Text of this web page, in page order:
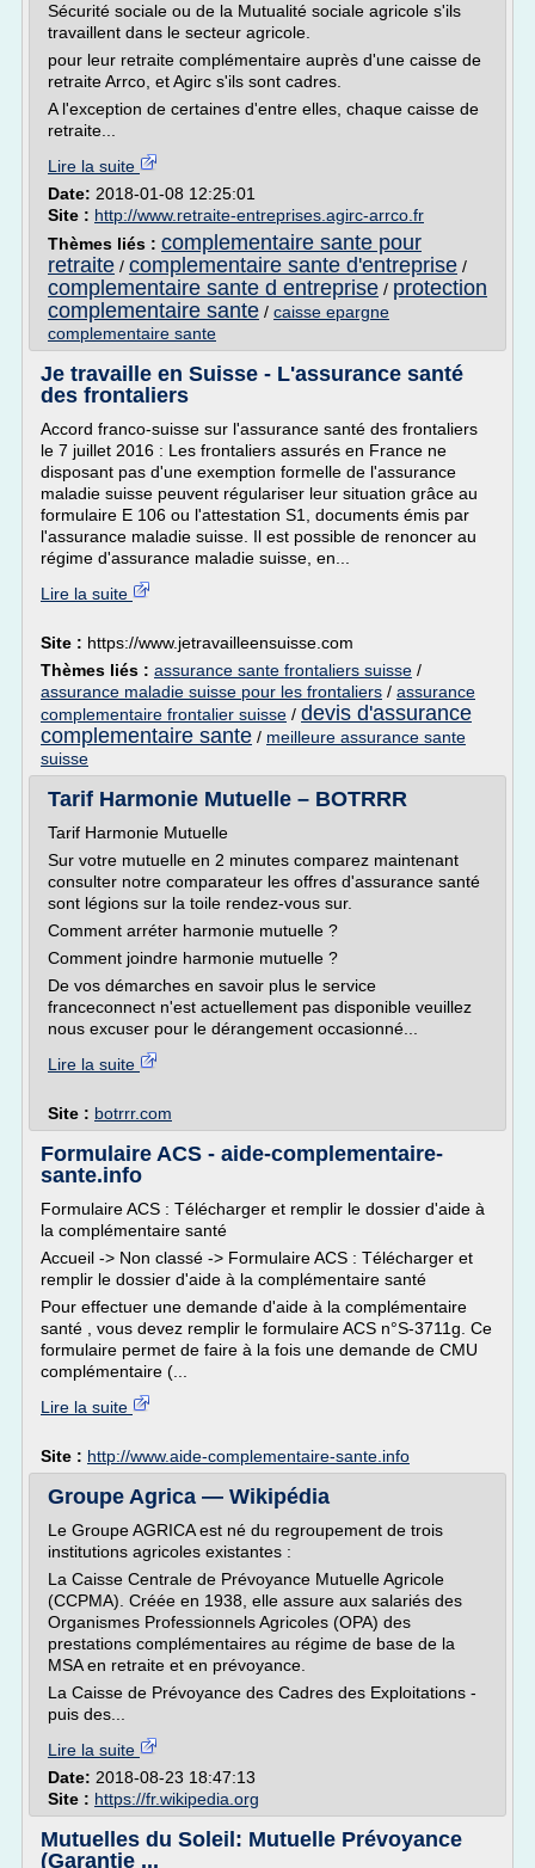
Sécurité sociale ou de la Mutualité sociale agricole s'ils
travaillent dans le secteur agricole.
pour leur retraite complémentaire auprès d'une caisse de
retraite Arrco, et Agirc s'ils sont cadres.
A l'exception de certaines d'entre elles, chaque caisse de
retraite...
Lire la suite
Date: 2018-01-08 12:25:01
Site : http://www.retraite-entreprises.agirc-arrco.fr
Thèmes liés : complementaire sante pour
retraite / complementaire sante d'entreprise /
complementaire sante d entreprise / protection
complementaire sante / caisse epargne
complementaire sante
Je travaille en Suisse - L'assurance santé
des frontaliers
Accord franco-suisse sur l'assurance santé des frontaliers
le 7 juillet 2016 : Les frontaliers assurés en France ne
disposant pas d'une exemption formelle de l'assurance
maladie suisse peuvent régulariser leur situation grâce au
formulaire E 106 ou l'attestation S1, documents émis par
l'assurance maladie suisse. Il est possible de renoncer au
régime d'assurance maladie suisse, en...
Lire la suite
Site : https://www.jetravailleensuisse.com
Thèmes liés : assurance sante frontaliers suisse /
assurance maladie suisse pour les frontaliers / assurance
complementaire frontalier suisse / devis d'assurance
complementaire sante / meilleure assurance sante
suisse
Tarif Harmonie Mutuelle – BOTRRR
Tarif Harmonie Mutuelle
Sur votre mutuelle en 2 minutes comparez maintenant
consulter notre comparateur les offres d'assurance santé
sont légions sur la toile rendez-vous sur.
Comment arréter harmonie mutuelle ?
Comment joindre harmonie mutuelle ?
De vos démarches en savoir plus le service
franceconnect n'est actuellement pas disponible veuillez
nous excuser pour le dérangement occasionné...
Lire la suite
Site : botrrr.com
Formulaire ACS - aide-complementaire-
sante.info
Formulaire ACS : Télécharger et remplir le dossier d'aide à
la complémentaire santé
Accueil -> Non classé -> Formulaire ACS : Télécharger et
remplir le dossier d'aide à la complémentaire santé
Pour effectuer une demande d'aide à la complémentaire
santé , vous devez remplir le formulaire ACS n°S-3711g. Ce
formulaire permet de faire à la fois une demande de CMU
complémentaire (...
Lire la suite
Site : http://www.aide-complementaire-sante.info
Groupe Agrica — Wikipédia
Le Groupe AGRICA est né du regroupement de trois
institutions agricoles existantes :
La Caisse Centrale de Prévoyance Mutuelle Agricole
(CCPMA). Créée en 1938, elle assure aux salariés des
Organismes Professionnels Agricoles (OPA) des
prestations complémentaires au régime de base de la
MSA en retraite et en prévoyance.
La Caisse de Prévoyance des Cadres des Exploitations -
puis des...
Lire la suite
Date: 2018-08-23 18:47:13
Site : https://fr.wikipedia.org
Mutuelles du Soleil: Mutuelle Prévoyance
(Garantie ...